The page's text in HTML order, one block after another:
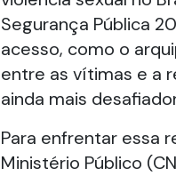
Segurança Pública
acesso, como o
entre as vítimas e a
ainda mais
Para enfrentar essa
Ministério Público